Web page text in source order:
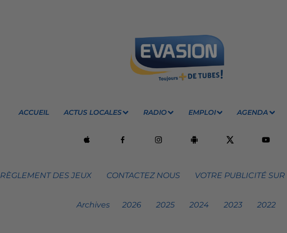
ACCUEIL ACTUS LOCALES RADIO EMPLOI AGENDA
RÈGLEMENT DES JEUX CONTACTEZ NOUS VOTRE PUBLICITÉ
Archives 2026 2025 2024 2023 2022